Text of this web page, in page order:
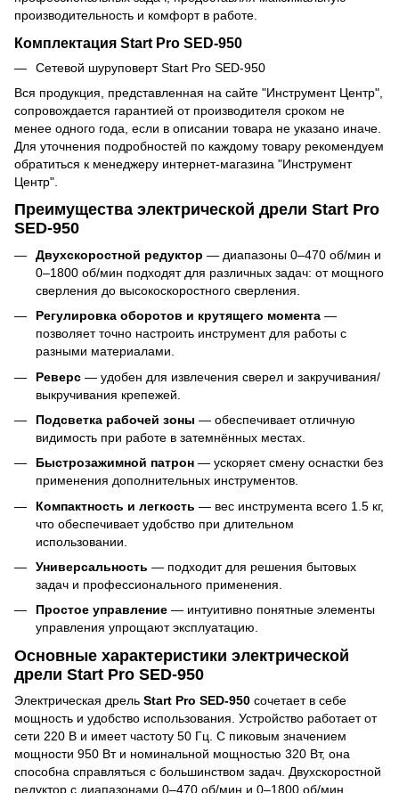
производительность и комфорт в работе.
Комплектация Start Pro SED-950
Сетевой шуруповерт Start Pro SED-950
Вся продукция, представленная на сайте "Инструмент Центр",
сопровождается гарантией от производителя сроком не
менее одного года, если в описании товара не указано иначе.
Для уточнения подробностей по каждому товару рекомендуем
обратиться к менеджеру интернет-магазина "Инструмент
Центр".
Преимущества электрической дрели Start Pro
SED-950
Двухскоростной редуктор — диапазоны 0–470 об/мин и
0–1800 об/мин подходят для различных задач: от мощного
сверления до высокоскоростного сверления.
Регулировка оборотов и крутящего момента —
позволяет точно настроить инструмент для работы с
разными материалами.
Реверс — удобен для извлечения сверел и закручивания/
выкручивания крепежей.
Подсветка рабочей зоны — обеспечивает отличную
видимость при работе в затемнённых местах.
Быстрозажимной патрон — ускоряет смену оснастки без
применения дополнительных инструментов.
Компактность и легкость — вес инструмента всего 1.5 кг,
что обеспечивает удобство при длительном
использовании.
Универсальность — подходит для решения бытовых
задач и профессионального применения.
Простое управление — интуитивно понятные элементы
управления упрощают эксплуатацию.
Основные характеристики электрической
дрели Start Pro SED-950
Электрическая дрель Start Pro SED-950 сочетает в себе
мощность и удобство использования. Устройство работает от
сети 220 В и имеет частоту 50 Гц. С пиковым значением
мощности 950 Вт и номинальной мощностью 320 Вт, она
способна справляться с большинством задач. Двухскоростной
редуктор с диапазонами 0–470 об/мин и 0–1800 об/мин